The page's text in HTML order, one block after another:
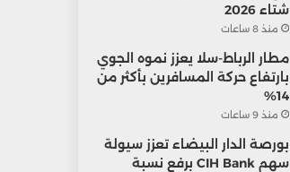
شتاء 2026
منذ 8 ساعات
مطار الرباط-سلا يعزز نموه الجوي
بارتفاع حركة المسافرين بأكثر من
14%
منذ 9 ساعات
بورصة الدار البيضاء تعزز سيولة
سهم CIH Bank برفع نسبة